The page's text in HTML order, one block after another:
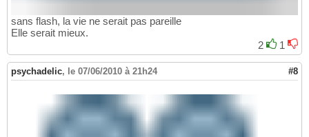
sans flash, la vie ne serait pas pareille
Elle serait mieux.
2
1
psychadelic, le 07/06/2010 à 21h24 #8